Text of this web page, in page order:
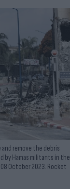
remove the debris
Hamas militants in the
October 2023. Rocket